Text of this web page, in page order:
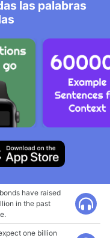
las palabras
have raised
in the past
one billion